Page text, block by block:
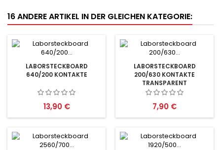
16 ANDERE ARTIKEL IN DER GLEICHEN KATEGORIE:
LABORSTECKBOARD
640/200 KONTAKTE
Preis
13,90 €
LABORSTECKBOARD
200/630 KONTAKTE
TRANSPARENT
Preis
7,90 €